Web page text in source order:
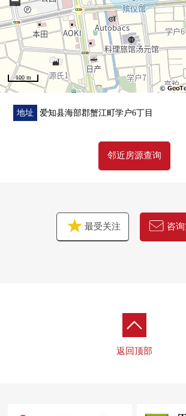
房源的详细、需讨论是如有意向，请跟我
100 m
地址 爱知县海部郡蟹江町学户6丁目
邻近房源查询
最受关注 咨
返回顶部